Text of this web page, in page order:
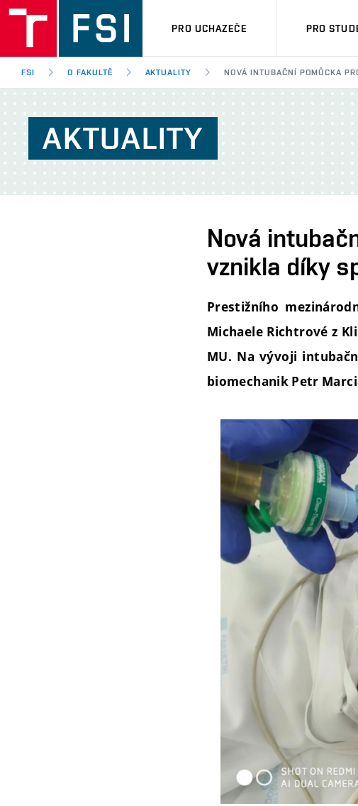
PRO UCHAZEČE PRO
FSI O FAKULTĚ AKTUALITY NOVÁ INTUBAČNÍ POMŮCKA
AKTUALITY
Nová
vznikla díky
Prestižního
Michaele Richtrové z
MU. Na vývoji
biomechanik Petr